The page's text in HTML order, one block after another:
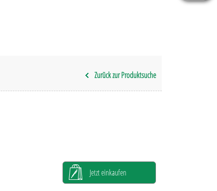
Zurück zur Produktsuche
Jetzt einkaufen